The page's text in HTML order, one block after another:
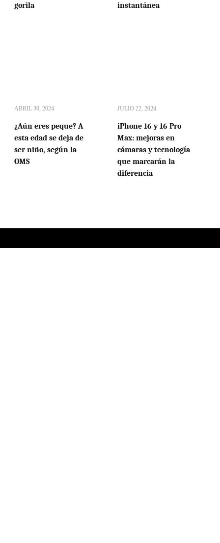
gorila
instantánea
ABRIL 30, 2024
¿Aún eres peque? A
esta edad se deja de
ser niño, según la
OMS
JULIO 22, 2024
iPhone 16 y 16 Pro
Max: mejoras en
cámaras y tecnología
que marcarán la
diferencia